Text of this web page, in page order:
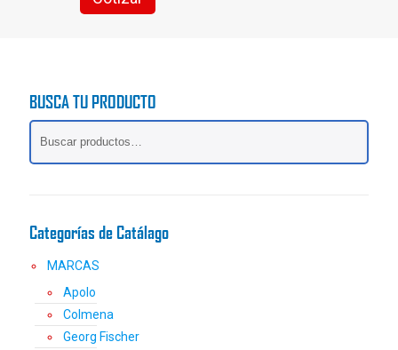
BUSCA TU PRODUCTO
Categorías de Catálago
MARCAS
Apolo
Colmena
Georg Fischer